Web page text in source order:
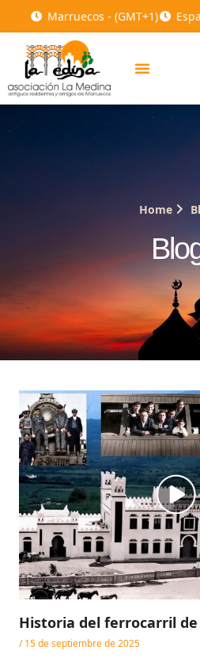
Marruecos - (GMT+1)
Home
Historia del ferrocarril
15 de septiembre de 2025